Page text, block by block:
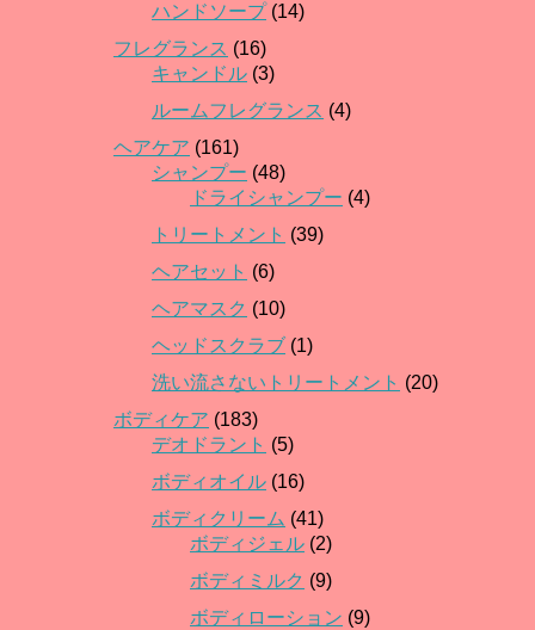
ハンドソープ(14)
フレグランス (16)
キャンドル (3)
ルームフレグランス (4)
ヘアケア (161)
シャンプー (48)
ドライシャンプー (4)
トリートメント (39)
ヘアセット (6)
ヘアマスク (10)
ヘッドスクラブ (1)
洗い流さないトリートメント (20)
ボディケア (183)
デオドラント (5)
ボディオイル (16)
ボディクリーム (41)
ボディジェル (2)
ボディミルク (9)
ボディローション (9)